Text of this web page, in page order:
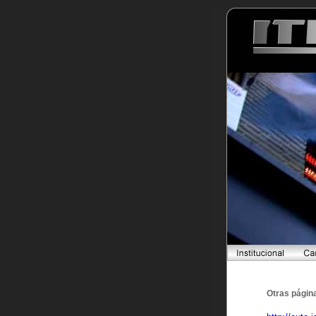
Otras